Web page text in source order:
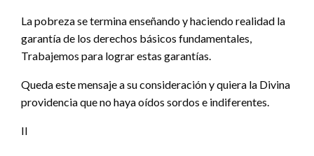
La pobreza se termina enseñando y haciendo realidad la
garantía de los derechos básicos fundamentales,
Trabajemos para lograr estas garantías.
Queda este mensaje a su consideración y quiera la Divina
providencia que no haya oídos sordos e indiferentes.
II